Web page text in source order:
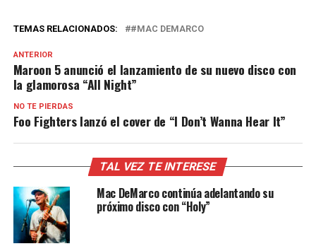
TEMAS RELACIONADOS: #MAC DEMARCO
ANTERIOR
Maroon 5 anunció el lanzamiento de su nuevo disco con
la glamorosa “All Night”
NO TE PIERDAS
Foo Fighters lanzó el cover de “I Don’t Wanna Hear It”
TAL VEZ TE INTERESE
Mac DeMarco continúa adelantando su
próximo disco con “Holy”